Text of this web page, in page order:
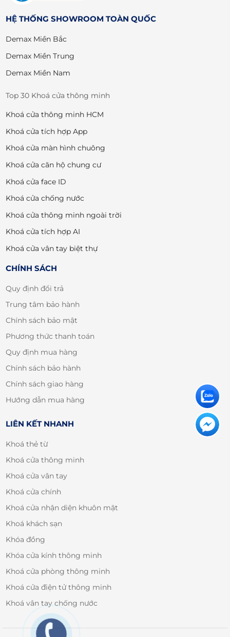
HỆ THỐNG SHOWROOM TOÀN QUỐC
Demax Miền Bắc
Demax Miền Trung
Demax Miền Nam
Top 30 Khoá cửa thông minh
Khoá cửa thông minh HCM
Khoá cửa tích hợp App
Khoá cửa màn hình chuông
Khoá cửa căn hộ chung cư
Khoá cửa face ID
Khoá cửa chống nước
Khoá cửa thông minh ngoài trời
Khoá cửa tích hợp AI
Khoá cửa vân tay biệt thự
CHÍNH SÁCH
Quy định đổi trả
Trung tâm bảo hành
Chính sách bảo mật
Phương thức thanh toán
Quy định mua hàng
Chính sách bảo hành
Chính sách giao hàng
Hướng dẫn mua hàng
LIÊN KẾT NHANH
Khoá thẻ từ
Khoá cửa thông minh
Khoá cửa vân tay
Khoá cửa chính
Khoá cửa nhận diện khuôn mặt
Khoá khách sạn
Khóa đồng
Khóa cửa kính thông minh
Khoá cửa phòng thông minh
Khoá cửa điện tử thông minh
Khoá vân tay chống nước